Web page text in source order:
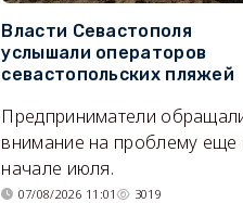
Власти Севастополя
услышали операторов
севастопольских пляжей
Предприниматели
внимание на проблему еще
начале июля.
07/08/2026 11:01 3019